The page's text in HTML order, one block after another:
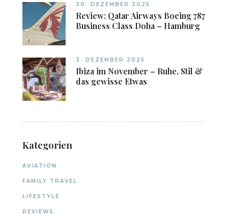
30. DEZEMBER 2025
Review: Qatar Airways Boeing 787
Business Class Doha – Hamburg
3. DEZEMBER 2025
Ibiza im November – Ruhe, Stil &
das gewisse Etwas
Kategorien
AVIATION
FAMILY TRAVEL
LIFESTYLE
REVIEWS